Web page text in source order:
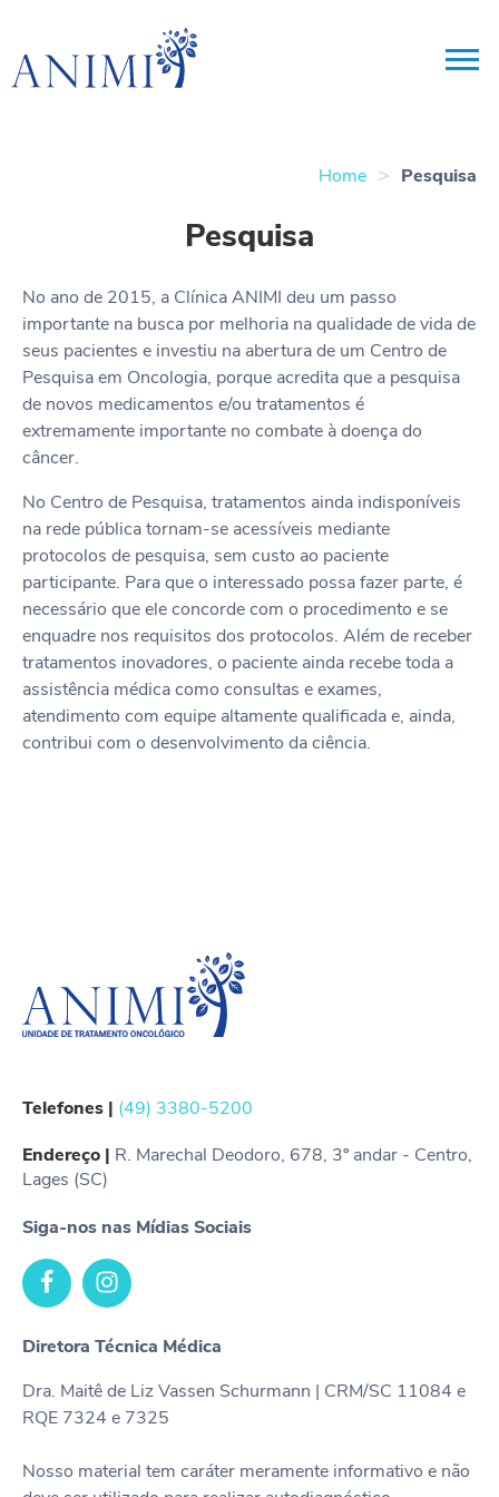
Home > Pesquisa
Pesquisa
No ano de 2015, a Clínica ANIMI deu um passo
importante na busca por melhoria na qualidade de vida de
seus pacientes e investiu na abertura de um Centro de
Pesquisa em Oncologia, porque acredita que a pesquisa
de novos medicamentos e/ou tratamentos é
extremamente importante no combate à doença do
câncer.
No Centro de Pesquisa, tratamentos ainda indisponíveis
na rede pública tornam-se acessíveis mediante
protocolos de pesquisa, sem custo ao paciente
participante. Para que o interessado possa fazer parte, é
necessário que ele concorde com o procedimento e se
enquadre nos requisitos dos protocolos. Além de receber
tratamentos inovadores, o paciente ainda recebe toda a
assistência médica como consultas e exames,
atendimento com equipe altamente qualificada e, ainda,
contribui com o desenvolvimento da ciência.
Telefones | (49) 3380-5200
Endereço | R. Marechal Deodoro, 678, 3º andar - Centro,
Lages (SC)
Siga-nos nas Mídias Sociais
Diretora Técnica Médica
Dra. Maitê de Liz Vassen Schurmann | CRM/SC 11084 e
RQE 7324 e 7325
Nosso material tem caráter meramente informativo e não